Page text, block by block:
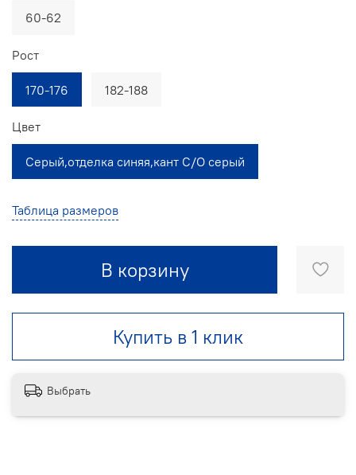
Таблица размеров
В корзину
Купить в 1 клик
60-62
Рост
170-176 182-188
Цвет
Серый,отделка синяя,кант С/О серый
Выбрать